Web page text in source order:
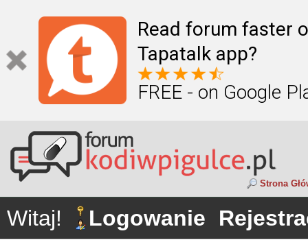
Read forum faster
Tapatalk app?
FREE - on Google
Strona
Witaj! Logowanie